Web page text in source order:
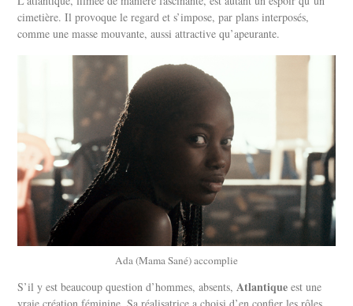
cimetière. Il provoque le regard et s’impose, par plans interposés,
comme une masse mouvante, aussi attractive qu’apeurante.
Ada (Mama Sané) accomplie
S’il y est beaucoup question d’hommes, absents,Atlantique est une